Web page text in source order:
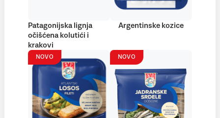
Patagonijska lignja
očišćena kolutići i
krakovi
Argentinske kozice
NOVO NOVO